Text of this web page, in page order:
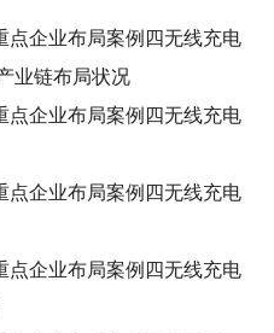
点企业布局案例四无线充电
业链布局状况
点企业布局案例四无线充电
点企业布局案例四无线充电
点企业布局案例四无线充电